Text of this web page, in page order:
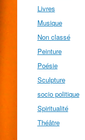
Livres
Musique
Non classé
Peinture
Poésie
Sculpture
socio politique
Spiritualité
Théâtre